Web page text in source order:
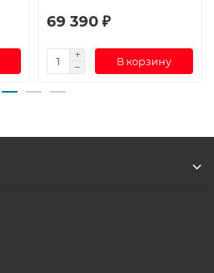
69 390 ₽
В корзину